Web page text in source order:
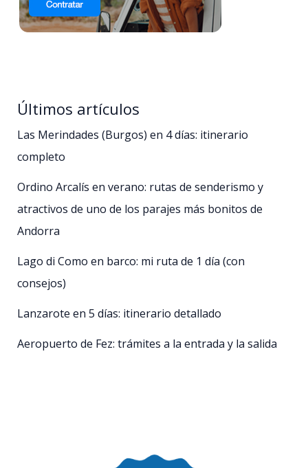
Últimos artículos
Las Merindades (Burgos) en 4 días: itinerario
completo
Ordino Arcalís en verano: rutas de senderismo y
atractivos de uno de los parajes más bonitos de
Andorra
Lago di Como en barco: mi ruta de 1 día (con
consejos)
Lanzarote en 5 días: itinerario detallado
Aeropuerto de Fez: trámites a la entrada y la salida